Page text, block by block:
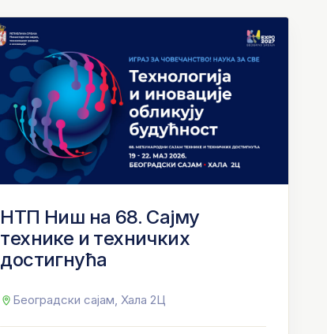
НТП Ниш на 68. Сајму
технике и техничких
достигнућа
Београдски сајам, Хала 2Ц